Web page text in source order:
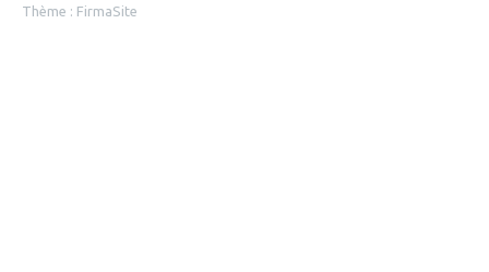
Thème : FirmaSite